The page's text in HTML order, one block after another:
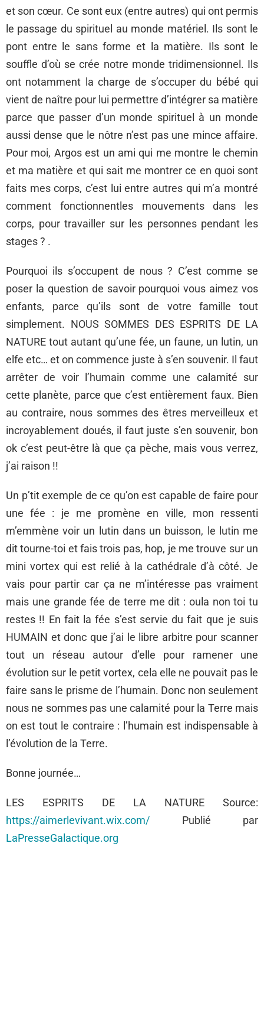
et son cœur. Ce sont eux (entre autres) qui ont permis
le passage du spirituel au monde matériel. Ils sont le
pont entre le sans forme et la matière. Ils sont le
souffle d’où se crée notre monde tridimensionnel. Ils
ont notamment la charge de s’occuper du bébé qui
vient de naître pour lui permettre d’intégrer sa matière
parce que passer d’un monde spirituel à un monde
aussi dense que le nôtre n’est pas une mince affaire.
Pour moi, Argos est un ami qui me montre le chemin
et ma matière et qui sait me montrer ce en quoi sont
faits mes corps, c’est lui entre autres qui m’a montré
comment fonctionnentles mouvements dans les
corps, pour travailler sur les personnes pendant les
stages ? .
Pourquoi ils s’occupent de nous ? C’est comme se
poser la question de savoir pourquoi vous aimez vos
enfants, parce qu’ils sont de votre famille tout
simplement. NOUS SOMMES DES ESPRITS DE LA
NATURE tout autant qu’une fée, un faune, un lutin, un
elfe etc… et on commence juste à s’en souvenir. Il faut
arrêter de voir l’humain comme une calamité sur
cette planète, parce que c’est entièrement faux. Bien
au contraire, nous sommes des êtres merveilleux et
incroyablement doués, il faut juste s’en souvenir, bon
ok c’est peut-être là que ça pèche, mais vous verrez,
j’ai raison !!
Un p’tit exemple de ce qu’on est capable de faire pour
une fée : je me promène en ville, mon ressenti
m’emmène voir un lutin dans un buisson, le lutin me
dit tourne-toi et fais trois pas, hop, je me trouve sur un
mini vortex qui est relié à la cathédrale d’à côté. Je
vais pour partir car ça ne m’intéresse pas vraiment
mais une grande fée de terre me dit : oula non toi tu
restes !! En fait la fée s’est servie du fait que je suis
HUMAIN et donc que j’ai le libre arbitre pour scanner
tout un réseau autour d’elle pour ramener une
évolution sur le petit vortex, cela elle ne pouvait pas le
faire sans le prisme de l’humain. Donc non seulement
nous ne sommes pas une calamité pour la Terre mais
on est tout le contraire : l’humain est indispensable à
l’évolution de la Terre.
Bonne journée…
LES ESPRITS DE LA NATURE Source:
https://aimerlevivant.wix.com/ Publié par
LaPresseGalactique.org